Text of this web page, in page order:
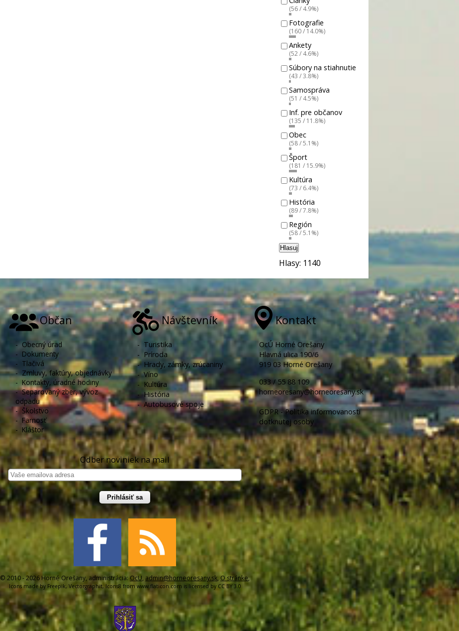
(56 / 4.9%)
Fotografie
(160 / 14.0%)
Ankety
(52 / 4.6%)
Súbory na stiahnutie
(43 / 3.8%)
Samospráva
(51 / 4.5%)
Inf. pre občanov
(135 / 11.8%)
Obec
(58 / 5.1%)
Šport
(181 / 15.9%)
Kultúra
(73 / 6.4%)
História
(89 / 7.8%)
Región
(58 / 5.1%)
Hlasuj
Hlasy: 1140
Občan
-Obecný úrad
- Dokumenty
- Tlačivá
- Zmluvy, faktúry, objednávky
- Kontakty, úradné hodiny
-Separovaný zber, vývoz
odpadu
- Školstvo
- Farnosť
- Kláštor
Návštevník
- Turistika
- Príroda
- Hrady, zámky, zrúcaniny
-Víno
- Kultúra
-História
-Autobusové spoje
Kontakt
OcÚ Horné Orešany
Hlavná ulica 190/6
919 03 Horné Orešany
033 / 55 88 109
horneoresany@horneoresany.sk
GDPR - Politika informovanosti
dotknutej osoby
Odber noviniek na mail
Prihlásiť sa
© 2010 - 2026 Horné Orešany, administrácia: OcU, admin@horneoresany.sk,O stránke,
Icons made by Freepik, Vectorgraphit, Icons8 fromwww.flaticon.com is licensed by CC BY 3.0